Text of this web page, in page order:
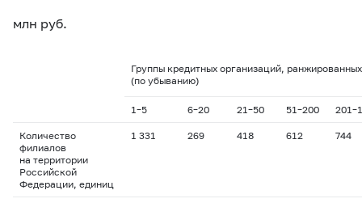
млн руб.
Группы кредитных организаций,
(по убыванию)
1–5 6–20 21–50 51–200
Количество
филиалов
на территории
Российской
Федерации, единиц
1 331 269 418 612 744